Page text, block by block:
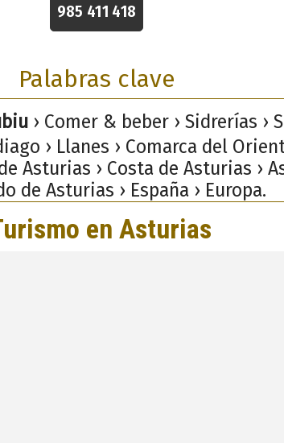
985 411 418
Palabras clave
› Comer & beber › Sidrerías ›
› Llanes › Comarca del
Asturias › Costa de Asturias ›
de Asturias › España › Europa.